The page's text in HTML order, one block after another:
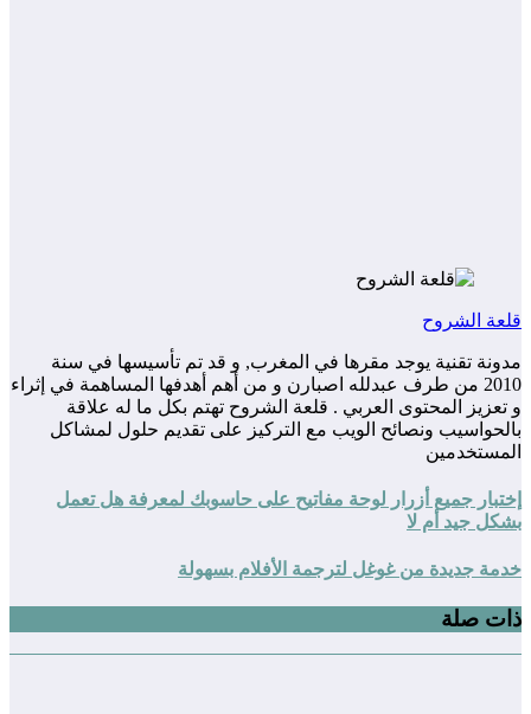
قلعة الشروح
مدونة تقنية يوجد مقرها في المغرب, و قد تم تأسيسها في سنة
2010 من طرف عبدلله اصبارن و من أهم أهدفها المساهمة في إثراء
و تعزيز المحتوى العربي . قلعة الشروح تهتم بكل ما له علاقة
بالحواسيب ونصائح الويب مع التركيز على تقديم حلول لمشاكل
المستخدمين
إختبار جميع أزرار لوحة مفاتيح على حاسوبك لمعرفة هل تعمل
بشكل جيد أم لا
خدمة جديدة من غوغل لترجمة الأفلام بسهولة
ذات صلة